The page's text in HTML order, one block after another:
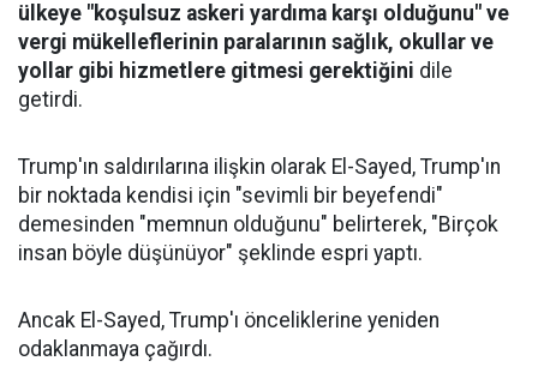
ülkeye "koşulsuz askeri yardıma karşı olduğunu" ve
vergi mükelleflerinin paralarının sağlık, okullar ve
yollar gibi hizmetlere gitmesi gerektiğini dile
getirdi.
Trump'ın saldırılarına ilişkin olarak El-Sayed, Trump'ın
bir noktada kendisi için "sevimli bir beyefendi"
demesinden "memnun olduğunu" belirterek, "Birçok
insan böyle düşünüyor" şeklinde espri yaptı.
Ancak El-Sayed, Trump'ı önceliklerine yeniden
odaklanmaya çağırdı.